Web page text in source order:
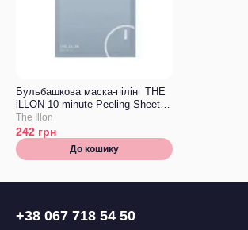
Бульбашкова маска-пілінг THE
iLLON 10 minute Peeling Sheet
Mask
The Illon
242 грн
До кошику
+38 067 718 54 50